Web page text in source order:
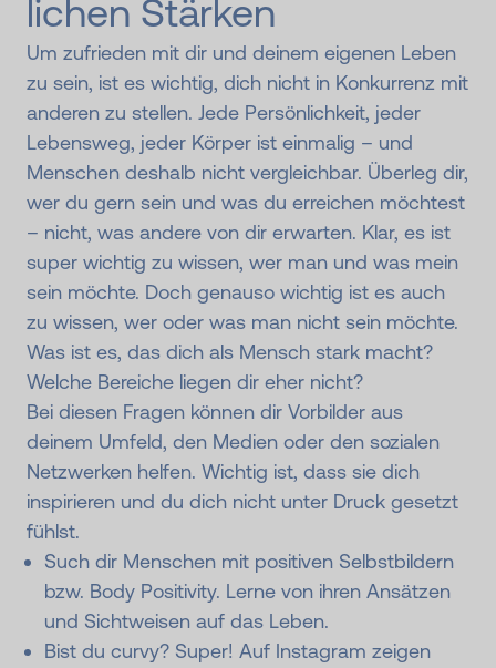
lichen Stärken
Um zufrieden mit dir und deinem eigenen Leben
zu sein, ist es wichtig, dich nicht in Konkurrenz mit
anderen zu stellen. Jede Persönlichkeit, jeder
Lebensweg, jeder Körper ist einmalig – und
Menschen deshalb nicht vergleichbar. Überleg dir,
wer du gern sein und was du erreichen möchtest
– nicht, was andere von dir erwarten. Klar, es ist
super wichtig zu wissen, wer man und was mein
sein möchte. Doch genauso wichtig ist es auch
zu wissen, wer oder was man nicht sein möchte.
Was ist es, das dich als Mensch stark macht?
Welche Bereiche liegen dir eher nicht?
Bei diesen Fragen können dir Vorbilder aus
deinem Umfeld, den Medien oder den sozialen
Netzwerken helfen. Wichtig ist, dass sie dich
inspirieren und du dich nicht unter Druck gesetzt
fühlst.
Such dir Menschen mit positiven Selbstbildern
bzw. Body Positivity. Lerne von ihren Ansätzen
und Sichtweisen auf das Leben.
Bist du curvy? Super! Auf Instagram zeigen